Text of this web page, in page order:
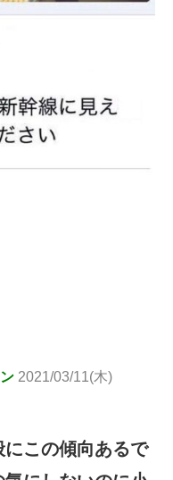
2021/03/11(木)
この傾向あるで